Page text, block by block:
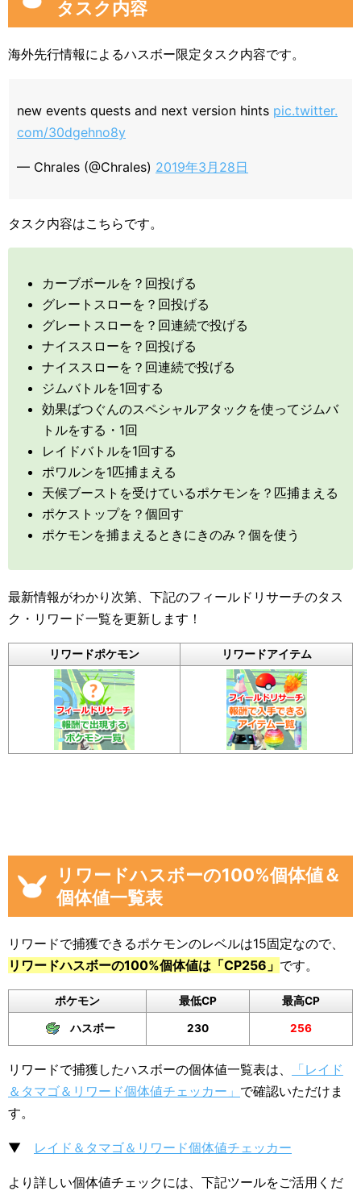
タスク内容
海外先行情報によるハスボー限定タスク内容です。
new events quests and next version hints pic.twitter.
com/30dgehno8y
— Chrales (@Chrales) 2019年3月28日
タスク内容はこちらです。
カーブボールを？回投げる
グレートスローを？回投げる
グレートスローを？回連続で投げる
ナイススローを？回投げる
ナイススローを？回連続で投げる
ジムバトルを1回する
効果ばつぐんのスペシャルアタックを使ってジムバ
トルをする・1回
レイドバトルを1回する
ポワルンを1匹捕まえる
天候ブーストを受けているポケモンを？匹捕まえる
ポケストップを？個回す
ポケモンを捕まえるときにきのみ？個を使う
最新情報がわかり次第、下記のフィールドリサーチのタス
ク・リワード一覧を更新します！
リワードポケモン リワードアイテム
リワードハスボーの100%個体値＆
個体値一覧表
リワードで捕獲できるポケモンのレベルは15固定なので、
リワードハスボーの100%個体値は「CP256」 です。
ポケモン 最低CP 最高CP
ハスボー 230 256
リワードで捕獲したハスボーの個体値一覧表は、
「レイド
＆タマゴ＆リワード個体値チェッカー」 で確認いただけま
す。
▼ レイド＆タマゴ＆リワード個体値チェッカー
より詳しい個体値チェックには、下記ツールをご活用くだ